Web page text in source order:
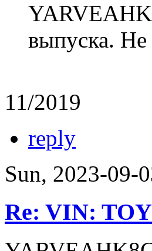
выпуска. Не
11/2019
reply
Sun, 2023-09-
Re: VIN: